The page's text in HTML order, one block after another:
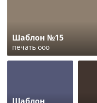
Шаблон №15
печать ооо